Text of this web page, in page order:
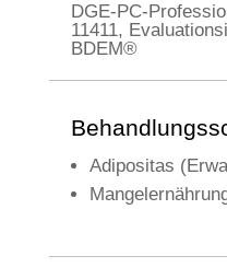
DGE-PC-
11411,
BDEM®
Adipositas